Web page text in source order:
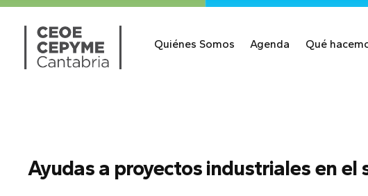
Quiénes Somos Agenda Qué
Ayudas a proyectos industriales en